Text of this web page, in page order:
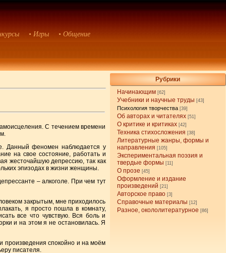
• Игры • Общение
Рубрики
Начинающим [62]
Учебники и научные труды [43]
Психология творчества [39]
Об авторах и читателях [51]
О критике и критиках [42]
Техника стихосложения [38]
Литературные жанры, формы и
направления [105]
Экспериментальная поэзия и
твердые формы [11]
О прозе [45]
Оформление и издание
произведений [21]
Авторское право [3]
Справочные материалы [12]
Разное, окололитературное [86]
С течением времени
Данный феномен наблюдается у
на свое состояние, работать и
жесточайшую депрессию, так как
эпизодах в жизни женщины.
– алкоголе. При чем тут
закрытым, мне приходилось
я просто пошла в комнату,
все что чувствую. Вся боль и
и на этом я не остановилась. Я
произведения спокойно и на моём
писателя.